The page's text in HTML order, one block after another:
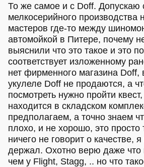
То же самое и с Doff. Допускаю
мелкосерийного производства
мастеров где-то между
автомойкой в Питере, почему
выяснили что это такое и это
соответствует изложенному
нет фирменного магазина Doff,
укулеле Doff не продаются, а
посмотреть нужно пройти
находится в складском
предполагаем, а точно знаем
плохо, и не хорошо, это просто
ничего не говорит о качестве,
держал. Охотно верю даже что
чем у Flight, Stagg, .. но что